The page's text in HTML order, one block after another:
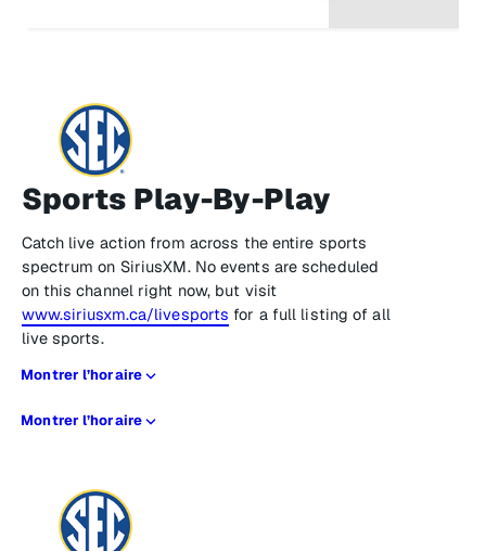
Sports Play-By-Play
Catch live action from across the entire sports
spectrum on SiriusXM. No events are scheduled
on this channel right now, but visit
www.siriusxm.ca/livesports for a full listing of all
live sports.
Montrer l’horaire
Montrer l’horaire